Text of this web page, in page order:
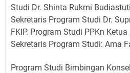
Studi Dr. Shinta Rukmi
Sekretaris Program Studi Dr.
FKIP. Program Studi PPKn
Sekretaris Program Studi: Ama
Program Studi Bimbingan